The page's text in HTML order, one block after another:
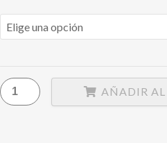
Adición
Regular
Kettenbach
AÑADIR